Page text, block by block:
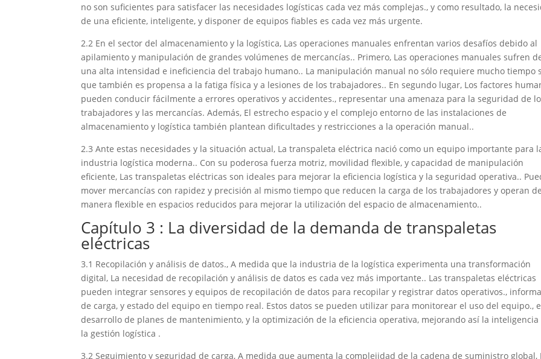
no son suficientes para satisfacer las necesidades logísticas cada vez más complejas., y como resultado, la
de una eficiente, inteligente, y disponer de equipos fiables es cada vez más urgente.
2.2 En el sector del almacenamiento y la logística, Las operaciones manuales enfrentan varios desafíos debido al
apilamiento y manipulación de grandes volúmenes de mercancías.. Primero, Las operaciones manuales sufren
una alta intensidad e ineficiencia del trabajo humano.. La manipulación manual no sólo requiere mucho tiempo
que también es propensa a la fatiga física y a lesiones de los trabajadores.. En segundo lugar, Los factores
pueden conducir fácilmente a errores operativos y accidentes., representar una amenaza para la seguridad de
trabajadores y las mercancías. Además, El estrecho espacio y el complejo entorno de las instalaciones de
almacenamiento y logística también plantean dificultades y restricciones a la operación manual..
2.3 Ante estas necesidades y la situación actual, La transpaleta eléctrica nació como un equipo importante para
industria logística moderna.. Con su poderosa fuerza motriz, movilidad flexible, y capacidad de manipulación
eficiente, Las transpaletas eléctricas son ideales para mejorar la eficiencia logística y la seguridad operativa..
mover mercancías con rapidez y precisión al mismo tiempo que reducen la carga de los trabajadores y operan de
manera flexible en espacios reducidos para mejorar la utilización del espacio de almacenamiento..
Capítulo 3 : La diversidad de la demanda de transpaletas
eléctricas
3.1 Recopilación y análisis de datos., A medida que la industria de la logística experimenta una transformación
digital, La necesidad de recopilación y análisis de datos es cada vez más importante.. Las transpaletas eléctricas
pueden integrar sensores y equipos de recopilación de datos para recopilar y registrar datos operativos.,
de carga, y estado del equipo en tiempo real. Estos datos se pueden utilizar para monitorear el uso del equipo.,
desarrollo de planes de mantenimiento, y la optimización de la eficiencia operativa, mejorando así la inteligencia
la gestión logística .
3.2 Seguimiento y seguridad de carga, A medida que aumenta la complejidad de la cadena de suministro global,